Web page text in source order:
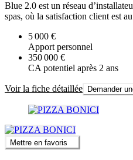
Blue 2.0 est un réseau
spas, où la satisfaction client est
5 000 €
Apport personnel
350 000 €
CA potentiel après 2 ans
Voir la fiche détaillée Demander
Mettre en favoris